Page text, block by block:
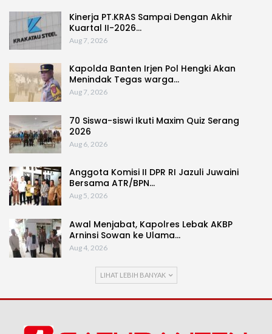
Kinerja PT.KRAS Sampai Dengan Akhir
Kuartal II-2026…
Aug 7, 2026
Kapolda Banten Irjen Pol Hengki Akan
Menindak Tegas warga…
Aug 7, 2026
70 Siswa-siswi Ikuti Maxim Quiz Serang
2026
Aug 6, 2026
Anggota Komisi II DPR RI Jazuli Juwaini
Bersama ATR/BPN…
Aug 5, 2026
Awal Menjabat, Kapolres Lebak AKBP
Arninsi Sowan ke Ulama…
Aug 4, 2026
LIHAT LEBIH BANYAK